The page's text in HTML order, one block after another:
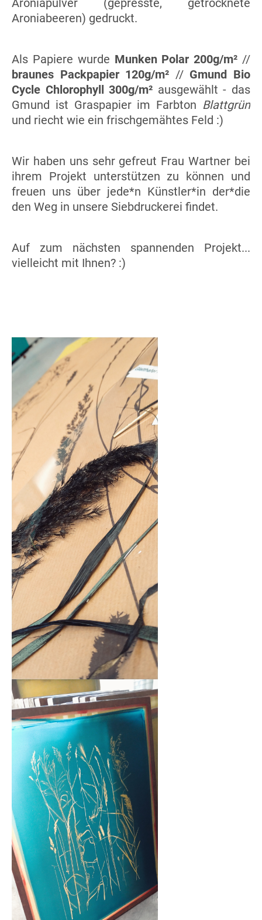
Aroniapulver (gepresste, getrocknete
Aroniabeeren) gedruckt.
Als Papiere wurde Munken Polar 200g/m² //
braunes Packpapier 120g/m² // Gmund Bio
Cycle Chlorophyll 300g/m² ausgewählt - das
Gmund ist Graspapier im Farbton Blattgrün
und riecht wie ein frischgemähtes Feld :)
Wir haben uns sehr gefreut Frau Wartner bei
ihrem Projekt unterstützen zu können und
freuen uns über jede*n Künstler*in der*die
den Weg in unsere Siebdruckerei findet.
Auf zum nächsten spannenden Projekt...
vielleicht mit Ihnen? :)